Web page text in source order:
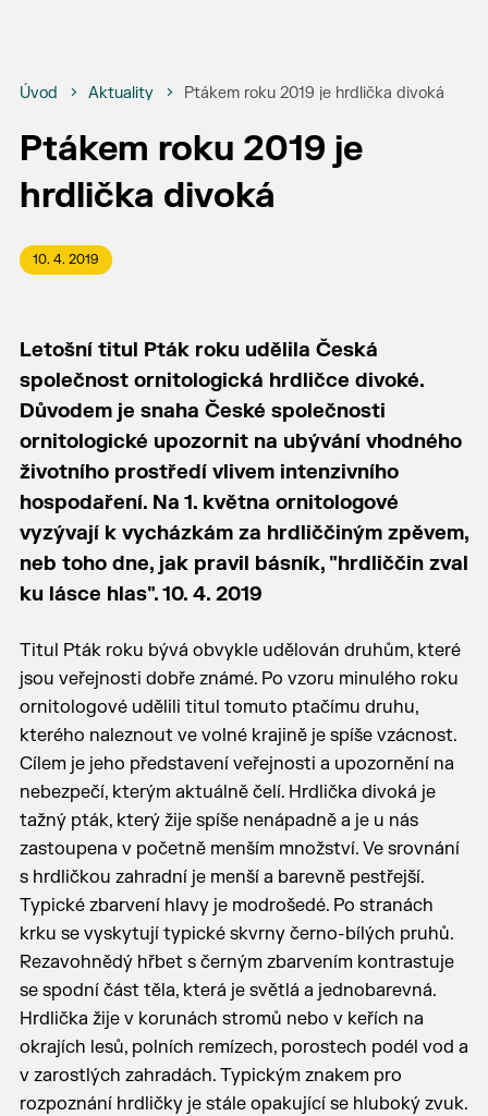
Úvod Aktuality Ptákem roku 2019 je hrdlička divoká
Ptákem roku 2019 je
hrdlička divoká
10. 4. 2019
Letošní titul Pták roku udělila Česká
společnost ornitologická hrdličce divoké.
Důvodem je snaha České společnosti
ornitologické upozornit na ubývání vhodného
životního prostředí vlivem intenzivního
hospodaření. Na 1. května ornitologové
vyzývají k vycházkám za hrdliččiným zpěvem,
neb toho dne, jak pravil básník, "hrdliččin zval
ku lásce hlas". 10. 4. 2019
Titul Pták roku bývá obvykle udělován druhům, které
jsou veřejnosti dobře známé. Po vzoru minulého roku
ornitologové udělili titul tomuto ptačímu druhu,
kterého naleznout ve volné krajině je spíše vzácnost.
Cílem je jeho představení veřejnosti a upozornění na
nebezpečí, kterým aktuálně čelí. Hrdlička divoká je
tažný pták, který žije spíše nenápadně a je u nás
zastoupena v početně menším množství. Ve srovnání
s hrdličkou zahradní je menší a barevně pestřejší.
Typické zbarvení hlavy je modrošedé. Po stranách
krku se vyskytují typické skvrny černo-bílých pruhů.
Rezavohnědý hřbet s černým zbarvením kontrastuje
se spodní část těla, která je světlá a jednobarevná.
Hrdlička žije v korunách stromů nebo v keřích na
okrajích lesů, polních remízech, porostech podél vod a
v zarostlých zahradách. Typickým znakem pro
rozpoznání hrdličky je stále opakující se hluboký zvuk.